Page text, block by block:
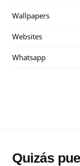
Wallpapers
Websites
Whatsapp
Quizás